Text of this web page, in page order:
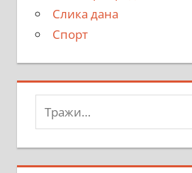
Слика дана
Спорт
Тражи: